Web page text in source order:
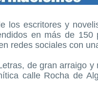
los escritores y
en más de 150
redes sociales con
de gran arraigo
calle Rocha de